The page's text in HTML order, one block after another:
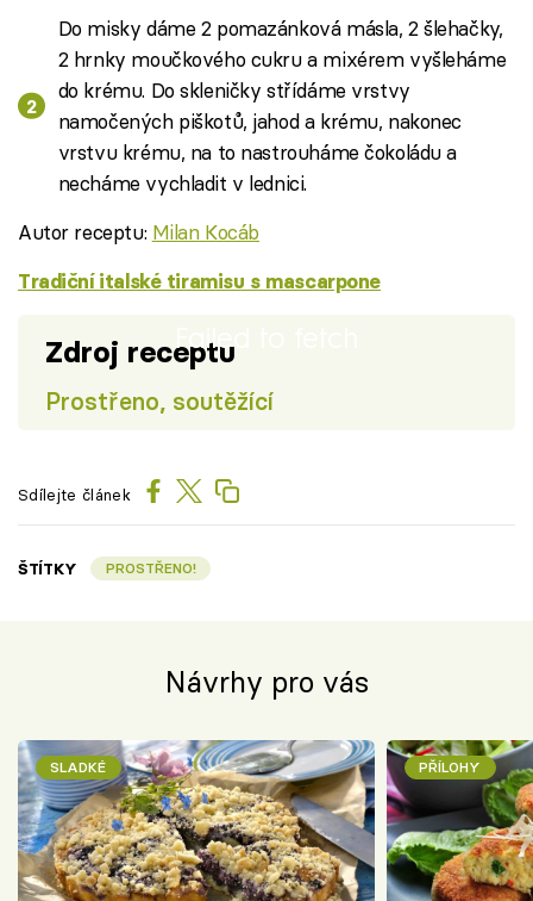
Do misky dáme 2 pomazánková másla, 2 šlehačky,
2 hrnky moučkového cukru a mixérem vyšleháme
do krému. Do skleničky střídáme vrstvy
namočených piškotů, jahod a krému, nakonec
vrstvu krému, na to nastrouháme čokoládu a
necháme vychladit v lednici.
Autor receptu: Milan Kocáb
Tradiční italské tiramisu s mascarpone
Failed to fetch
Zdroj receptu
Prostřeno, soutěžící
Sdílejte článek
ŠTÍTKY PROSTŘENO!
Návrhy pro vás
SLADKÉ PŘÍLOHY